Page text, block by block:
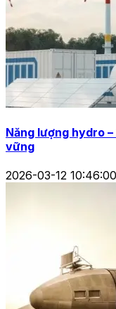
Năng lượng hydro
vững
2026-03-12 10:46:00